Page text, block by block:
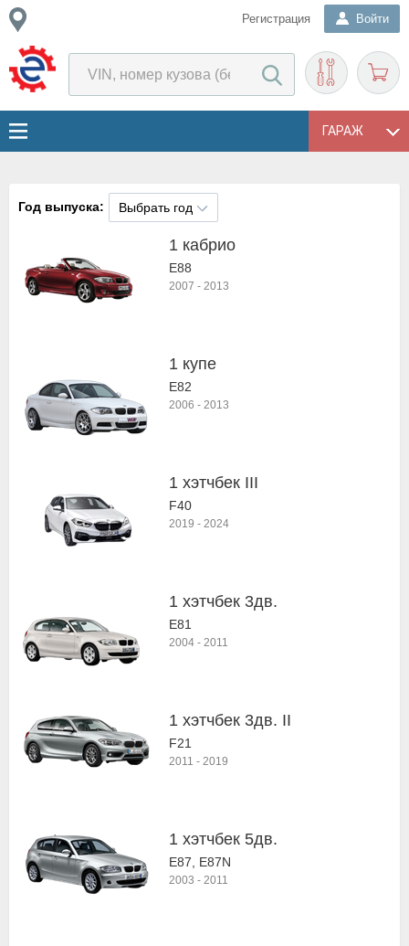
Регистрация Войти
ГАРАЖ
Год выпуска: Выбрать год
1 кабрио
E88
2007 - 2013
1 купе
E82
2006 - 2013
1 хэтчбек III
F40
2019 - 2024
1 хэтчбек 3дв.
E81
2004 - 2011
1 хэтчбек 3дв. II
F21
2011 - 2019
1 хэтчбек 5дв.
E87, E87N
2003 - 2011